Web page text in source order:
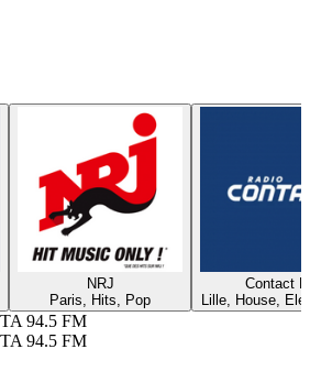
NRJ
Paris, Hits, Pop
Contact
Lille, House,
94.5 FM
94.5 FM